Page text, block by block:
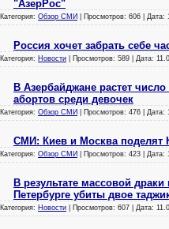
"АзерРос"
Категория: Обзор СМИ | Просмотров: 606 | Дата:
Россия хочет забрать себе
Категория: Новости | Просмотров: 589 | Дата:
В Азербайджане растет
абортов среди девочек
Категория: Обзор СМИ | Просмотров: 476 | Дата:
СМИ: Киев и Москва поделят
Категория: Обзор СМИ | Просмотров: 423 | Дата:
В результате массовой
Петербурге убиты двое
Категория: Новости | Просмотров: 607 | Дата: